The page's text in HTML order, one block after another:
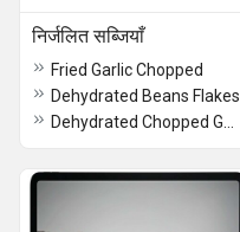
निर्जलित सब्जियाँ
Fried Garlic Chopped
Dehydrated Beans Flakes